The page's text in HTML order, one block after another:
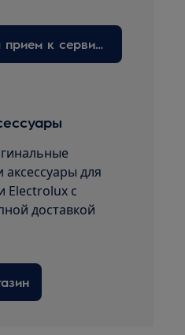
Запишитесь на прием к сервисному технику здесь
аксессуары для
Electrolux с
доставкой